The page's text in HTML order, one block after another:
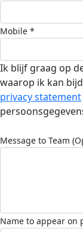
Mobile *
Ik blijf graag op
waarop ik kan
privacy statement
Message to Team
Name to appear on